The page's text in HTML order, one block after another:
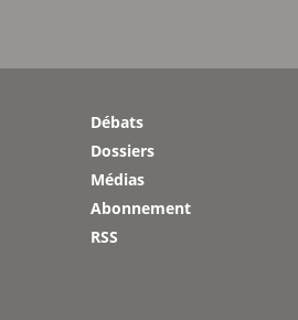
Débats
Dossiers
Médias
Abonnement
RSS